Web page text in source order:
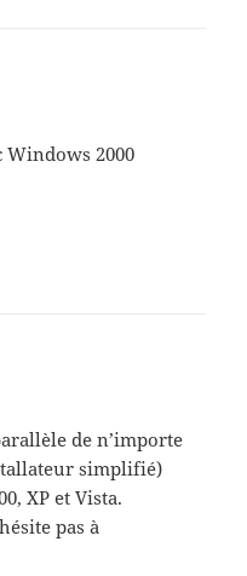
Windows 2000
de n’importe
simplifié)
XP et Vista.
pas à